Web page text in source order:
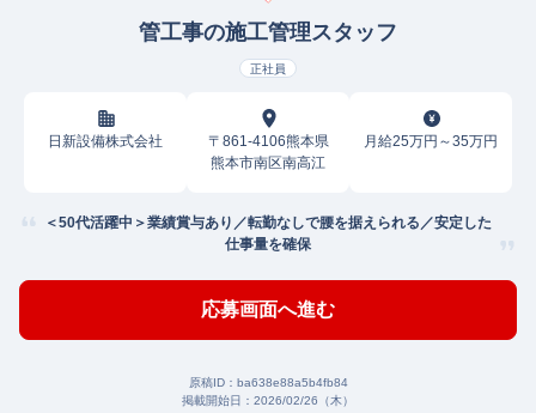
管工事の施工管理スタッフ
正社員
日新設備株式会社
〒861-4106熊本県
熊本市南区南高江
月給25万円～35万円
＜50代活躍中＞業績賞与あり／転勤なしで腰を据えられる／安定した
仕事量を確保
応募画面へ進む
原稿ID： ba638e88a5b4fb84
掲載開始日： 2026/02/26（木）